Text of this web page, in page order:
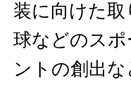
装に向けた
球などのス
ントの創出